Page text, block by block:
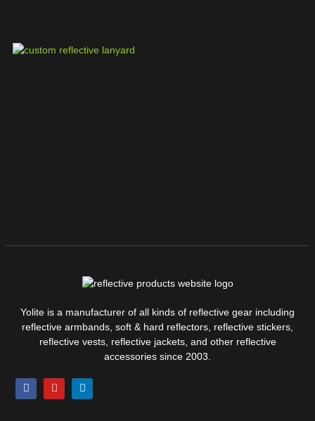
Yolite is a manufacturer of all kinds of reflective gear including
reflective armbands, soft & hard reflectors, reflective stickers,
reflective vests, reflective jackets, and other reflective
accessories since 2003.